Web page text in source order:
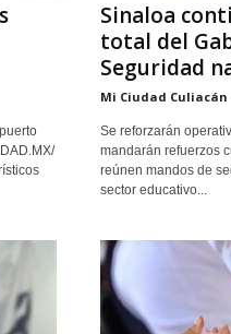
Sinaloa
total del
Seguridad
Mi Ciudad Culiacán
Se reforzarán
mandarán refuerzos
reúnen mandos de
sector educativo...